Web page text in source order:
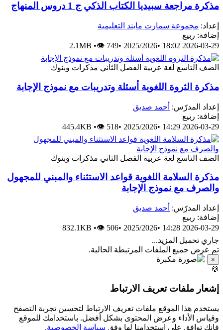
مذكرة مراجعة سبيديا الكتاب الذكي ج 1 دروس المنهاج
إعداد: مجموعة سمارت مايند التعليمية
إضافة: ربيع
2026-03-29 18:02
•
2025/2026
•
2.1MB •👁 749
الصف التاسع لغة عربية الفصل الثاني مذكرات وبنوك
مذكرة الثروة اللغوية أسئلة وتدريبات مع نموذج الإجابة
إعداد المدرّس: أحمد صديق
إضافة: ربيع
2026-03-29 14:29
•
2025/2026
•
445.4KB •👁 518
الصف التاسع لغة عربية الفصل الثاني مذكرات وبنوك
مذكرة السلامة اللغوية قواعد الاستثناء والمبني للمجهول
والصرف مع نموذج الإجابة
إعداد المدرّس: أحمد صديق
إضافة: ربيع
2026-03-29 14:28
•
2025/2026
•
832.1KB •👁 506
جاري تحميل المزيد...
تم عرض جميع الملفات المرتبطة الحالية.
×
🍪
إشعار ملفات تعريف الارتباط
يستخدم هذا الموقع ملفات تعريف الارتباط لتحسين تجربة التصفح
وقياس الأداء وعرض المحتوى بشكل أفضل. باستخدامك للموقع
فإنك توافق على استخدامنا لها وفق سياسة الخصوصية.